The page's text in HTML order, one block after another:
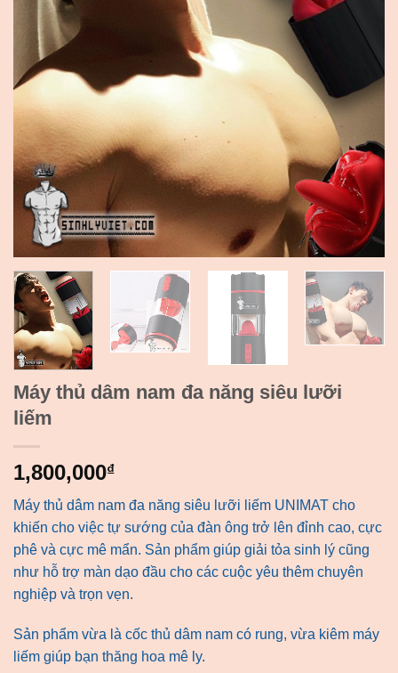
Máy thủ dâm nam đa năng siêu lưỡi
liếm
1,800,000₫
Máy thủ dâm nam đa năng siêu lưỡi liếm UNIMAT cho
khiến cho việc tự sướng của đàn ông trở lên đỉnh cao, cực
phê và cực mê mẩn. Sản phẩm giúp giải tỏa sinh lý cũng
như hỗ trợ màn dạo đầu cho các cuộc yêu thêm chuyên
nghiệp và trọn vẹn.
Sản phẩm vừa là cốc thủ dâm nam có rung, vừa kiêm máy
liếm giúp bạn thăng hoa mê ly.